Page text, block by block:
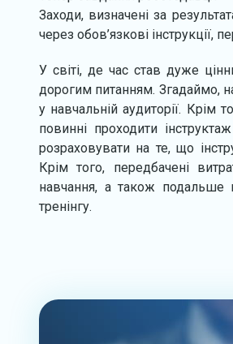
Заходи, визначені за
через обов’язкові інструкції,
У світі, де час став дуже
дорогим питанням. Згадаймо,
у навчальній аудиторії. Крім
повинні проходити
розраховувати на те, що
Крім того, передбачені
навчання, а також подальше
тренінгу.